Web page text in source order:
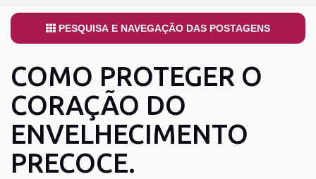
PESQUISA E NAVEGAÇÃO DAS POSTAGENS
COMO PROTEGER O
CORAÇÃO DO
ENVELHECIMENTO
PRECOCE.